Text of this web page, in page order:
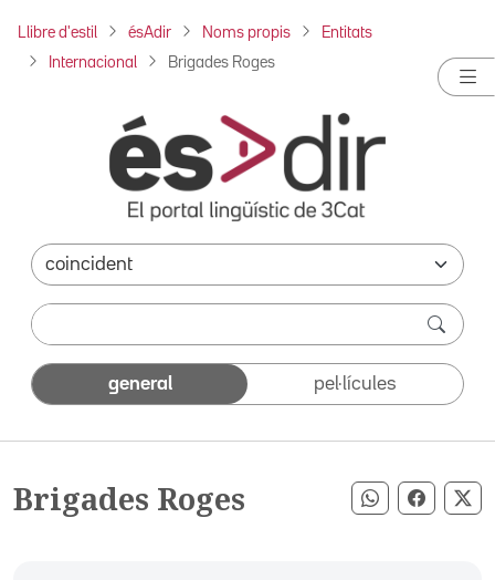
Llibre d'estil ésAdir Noms propis Entitats
Internacional Brigades Roges
general pel·lícules
Brigades Roges Compartir